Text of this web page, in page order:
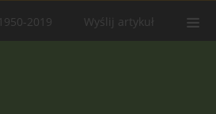
2019 Wyślij artykuł